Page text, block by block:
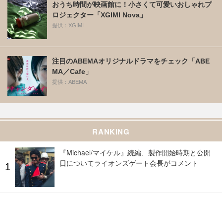
おうち時間が映画館に！小さくて可愛いおしゃれプ
ロジェクター「XGIMI Nova」
提供：XGIMI
注目のABEMAオリジナルドラマをチェック「ABE
MA／Cafe」
提供：ABEMA
RANKING
『Michael/マイケル』続編、製作開始時期と公開
日についてライオンズゲート会長がコメント